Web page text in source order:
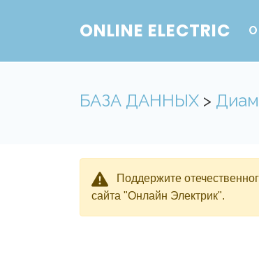
ONLINE ELECTRIC О
БАЗА ДАННЫХ >
Поддержите
сайта "Онлайн Электрик".